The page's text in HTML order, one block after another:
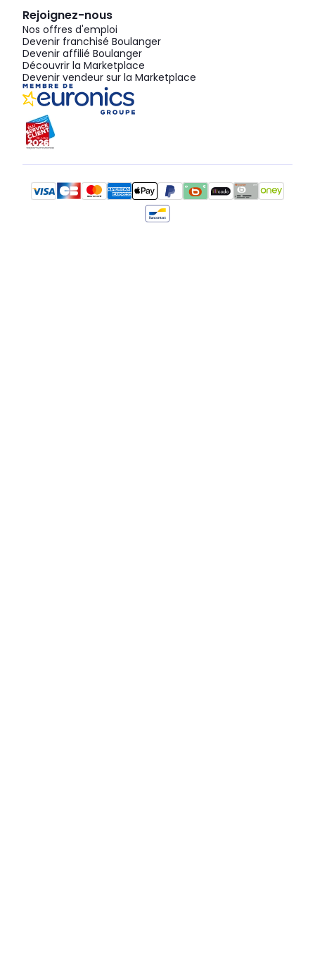
Rejoignez-nous
Nos offres d'emploi
Devenir franchisé Boulanger
Devenir affilié Boulanger
Découvrir la Marketplace
Devenir vendeur sur la Marketplace